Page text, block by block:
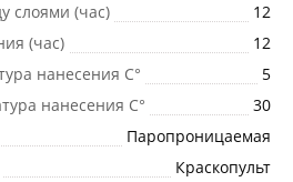
слоями (час)
12
(час)
12
нанесения C°
5
нанесения C°
30
Паропроницаемая
Краскопульт